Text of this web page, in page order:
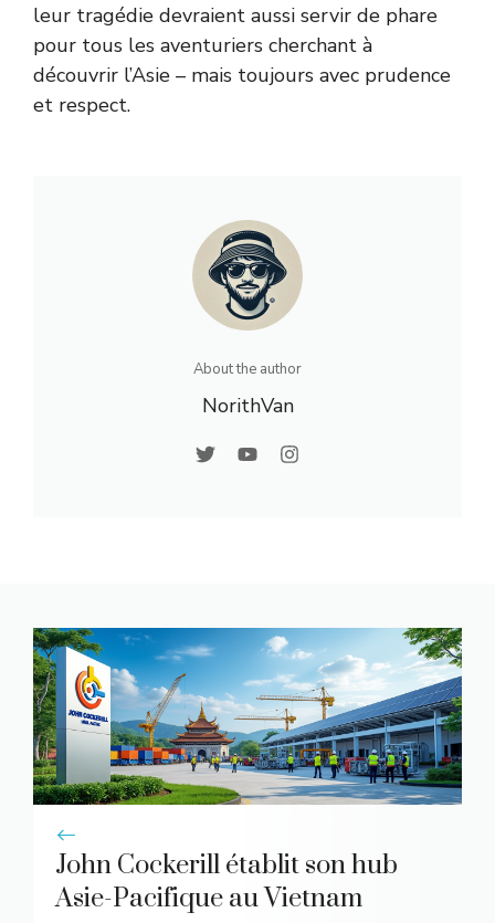
leur tragédie devraient aussi servir de phare
pour tous les aventuriers cherchant à
découvrir l’Asie – mais toujours avec prudence
et respect.
About the author
NorithVan
John Cockerill établit son hub
Asie-Pacifique au Vietnam